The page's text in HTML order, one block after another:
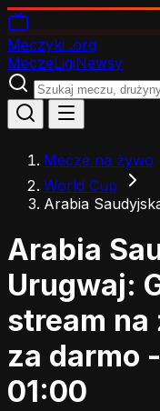
Meczyki .org
MeczeLigiNewsy
Mecze na żywo
World Cup
Arabia
Arabia
Urugwaj:
stream na
za darmo
01:00